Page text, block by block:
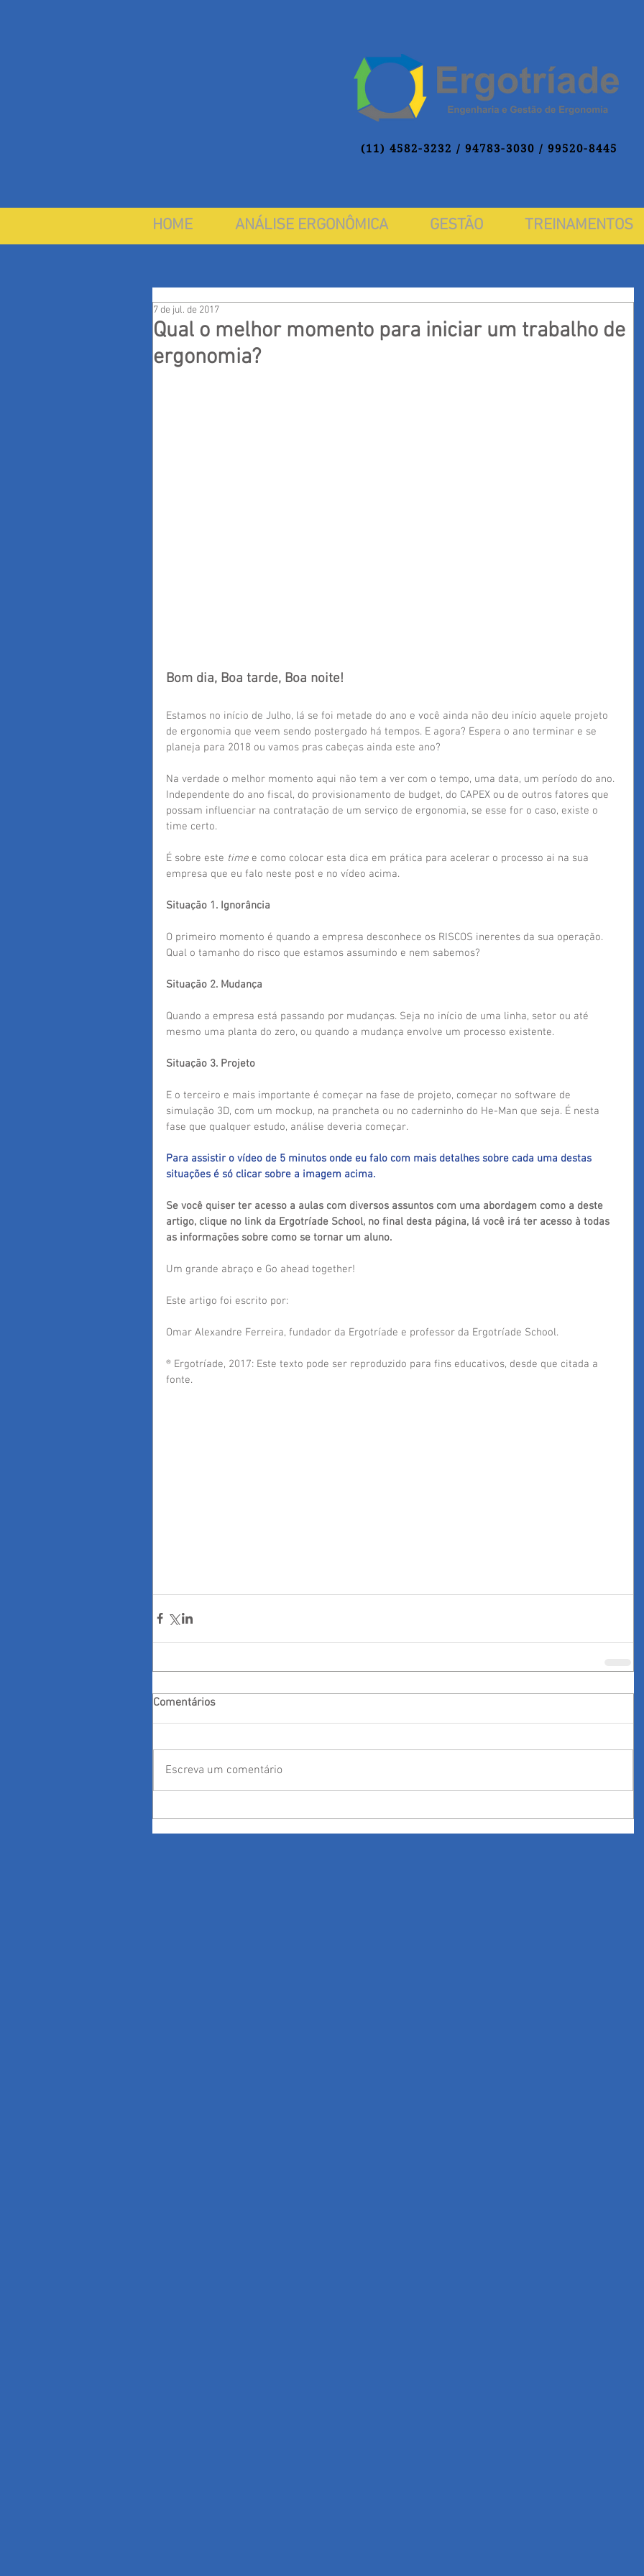
(11) 4582-3232 / 94783-3030 / 99520-8445
HOME ANÁLISE ERGONÔMICA GESTÃO TREINAMENTOS
Qual o melhor momento para iniciar um trabalho de
ergonomia?
7 de jul. de 2017
Bom dia, Boa tarde, Boa noite!
Estamos no início de Julho, lá se foi metade do ano e você ainda não deu início aquele projeto
de ergonomia que veem sendo postergado há tempos. E agora? Espera o ano terminar e se
planeja para 2018 ou vamos pras cabeças ainda este ano?
Na verdade o melhor momento aqui não tem a ver com o tempo, uma data, um período do ano.
Independente do ano fiscal, do provisionamento de budget, do CAPEX ou de outros fatores que
possam influenciar na contratação de um serviço de ergonomia, se esse for o caso, existe o
time certo.
É sobre este time e como colocar esta dica em prática para acelerar o processo ai na sua
empresa que eu falo neste post e no vídeo acima.
Situação 1. Ignorância
O primeiro momento é quando a empresa desconhece os RISCOS inerentes da sua operação.
Qual o tamanho do risco que estamos assumindo e nem sabemos?
Situação 2. Mudança
Quando a empresa está passando por mudanças. Seja no início de uma linha, setor ou até
mesmo uma planta do zero, ou quando a mudança envolve um processo existente.
Situação 3. Projeto
E o terceiro e mais importante é começar na fase de projeto, começar no software de
simulação 3D, com um mockup, na prancheta ou no caderninho do He-Man que seja. É nesta
fase que qualquer estudo, análise deveria começar.
Para assistir o vídeo de 5 minutos onde eu falo com mais detalhes sobre cada uma destas
situações é só clicar sobre a imagem acima.
Se você quiser ter acesso a aulas com diversos assuntos com uma abordagem como a deste
artigo, clique no link da Ergotríade School, no final desta página, lá você irá ter acesso à todas
as informações sobre como se tornar um aluno.
Um grande abraço e Go ahead together!
Este artigo foi escrito por:
Omar Alexandre Ferreira, fundador da Ergotríade e professor da Ergotríade School.
® Ergotríade, 2017: Este texto pode ser reproduzido para fins educativos, desde que citada a
fonte.
Comentários
Escreva um comentário